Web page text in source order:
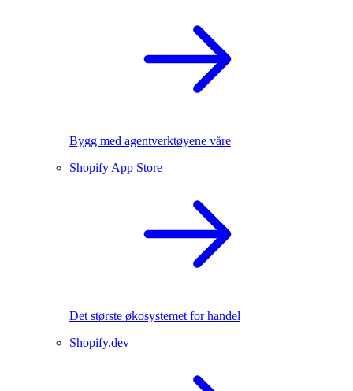
Bygg med agentverktøyene våre
Shopify App Store
Det største økosystemet for handel
Shopify.dev